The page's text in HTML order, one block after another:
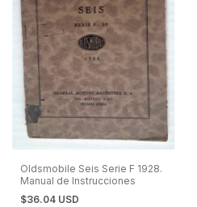
Oldsmobile Seis Serie F 1928.
Manual de Instrucciones
$36.04 USD